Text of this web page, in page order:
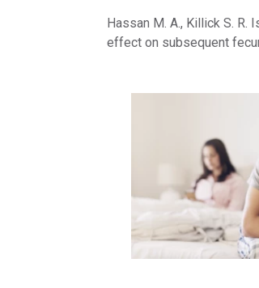
Hassan M. A., Killick S.
effect on subsequent